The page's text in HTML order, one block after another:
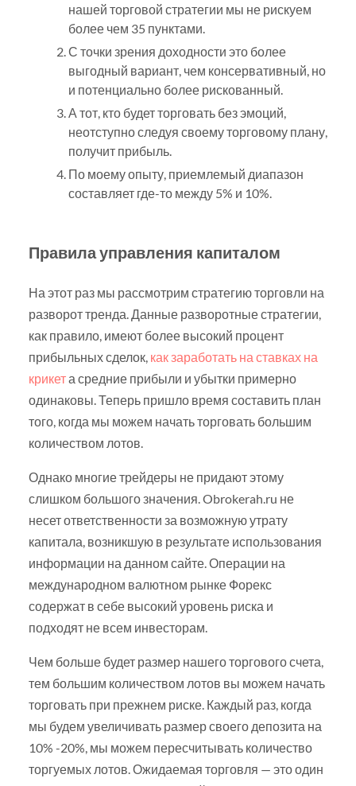
нашей торговой стратегии мы не рискуем
более чем 35 пунктами.
С точки зрения доходности это более
выгодный вариант, чем консервативный, но
и потенциально более рискованный.
А тот, кто будет торговать без эмоций,
неотступно следуя своему торговому плану,
получит прибыль.
По моему опыту, приемлемый диапазон
составляет где-то между 5% и 10%.
Правила управления капиталом
На этот раз мы рассмотрим стратегию торговли на
разворот тренда. Данные разворотные стратегии,
как правило, имеют более высокий процент
прибыльных сделок, как заработать на ставках на
крикета средние прибыли и убытки примерно
одинаковы. Теперь пришло время составить план
того, когда мы можем начать торговать большим
количеством лотов.
Однако многие трейдеры не придают этому
слишком большого значения. Obrokerah.ru не
несет ответственности за возможную утрату
капитала, возникшую в результате использования
информации на данном сайте. Операции на
международном валютном рынке Форекс
содержат в себе высокий уровень риска и
подходят не всем инвесторам.
Чем больше будет размер нашего торгового счета,
тем большим количеством лотов вы можем начать
торговать при прежнем риске. Каждый раз, когда
мы будем увеличивать размер своего депозита на
10% -20%, мы можем пересчитывать количество
торгуемых лотов. Ожидаемая торговля — это один